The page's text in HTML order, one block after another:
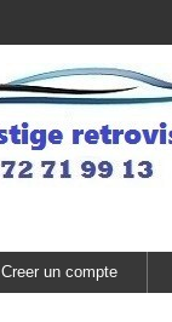
Creer un compte